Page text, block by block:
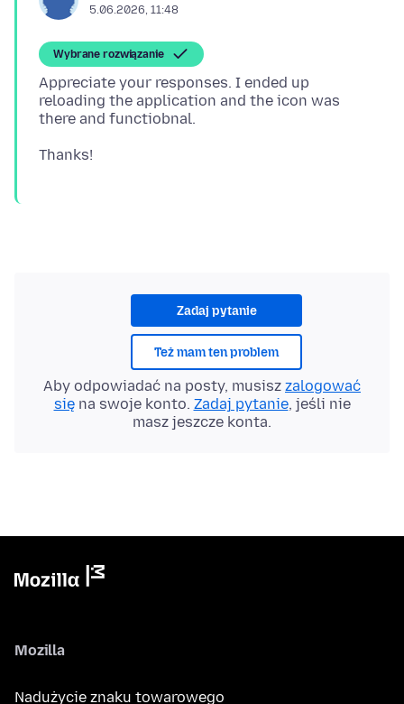
5.06.2026, 11:48
Wybrane rozwiązanie
Appreciate your responses. I ended up
reloading the application and the icon was
Zadaj pytanie
Też mam ten problem
Aby odpowiadać na posty, musisz zalogować
sięna swoje konto. Zadaj pytanie, jeśli nie
masz jeszcze konta.
Mozilla
Nadużycie znaku towarowego